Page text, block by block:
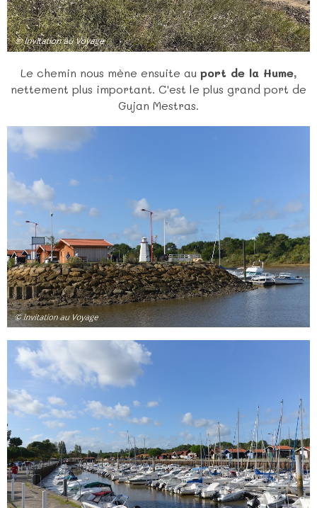
Le chemin nous mène ensuite au port de la Hume,
nettement plus important. C'est le plus grand port de
Gujan Mestras.